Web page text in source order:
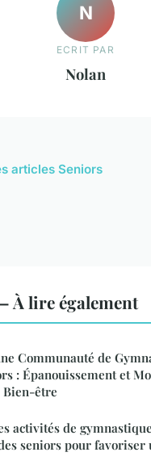
N
ECRIT PAR
Nolan
articles Seniors
À lire également
Communauté de
: Épanouissement et
Bien-être
activités de
seniors pour favoriser